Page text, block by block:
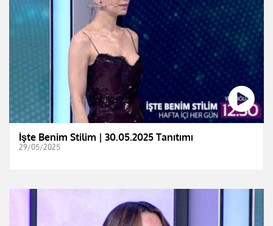
İşte Benim Stilim | 30.05.2025 Tanıtımı
29/05/2025